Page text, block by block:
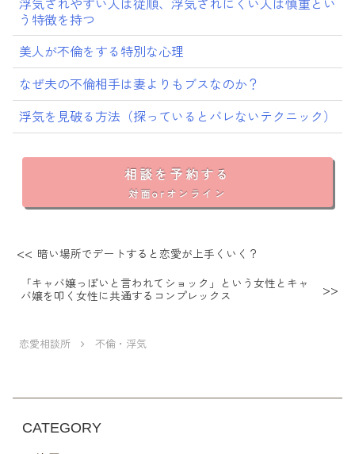
う特徴を持つ
美人が不倫をする特別な心理
なぜ夫の不倫相手は妻よりもブスなのか？
浮気を見破る方法（探っているとバレないテクニック）
相談を予約する
対面orオンライン
暗い場所でデートすると恋愛が上手くいく？
「キャバ嬢っぽいと言われてショック」という女性とキャ
バ嬢を叩く女性に共通するコンプレックス
恋愛相談所 不倫・浮気
CATEGORY